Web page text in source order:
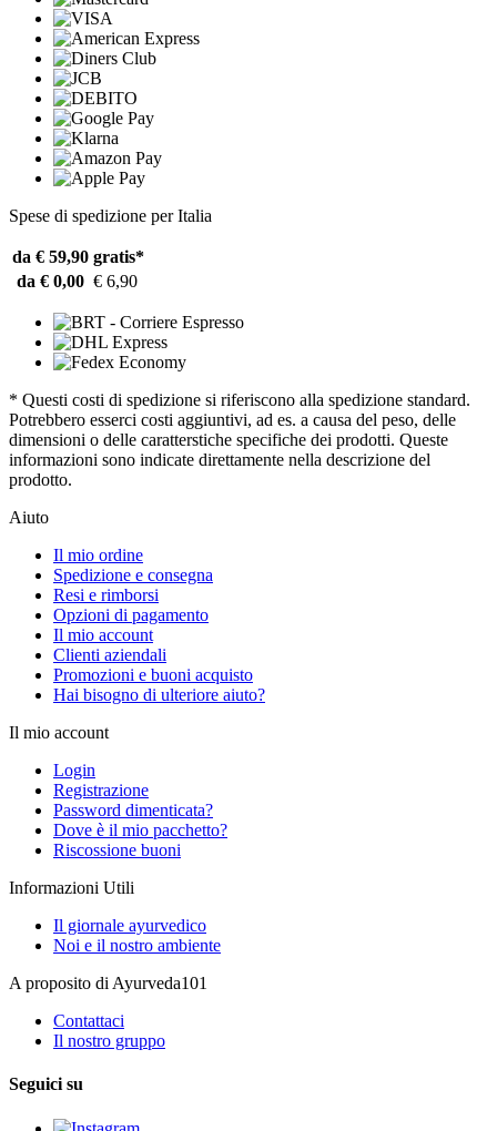
Spese di spedizione per Italia
da € 59,90 gratis*
da € 0,00 € 6,90
* Questi costi di spedizione si riferiscono alla spedizione standard.
Potrebbero esserci costi aggiuntivi, ad es. a causa del peso, delle
dimensioni o delle caratterstiche specifiche dei prodotti. Queste
informazioni sono indicate direttamente nella descrizione del
prodotto.
Aiuto
Il mio ordine
Spedizione e consegna
Resi e rimborsi
Opzioni di pagamento
Il mio account
Clienti aziendali
Promozioni e buoni acquisto
Hai bisogno di ulteriore aiuto?
Il mio account
Login
Registrazione
Password dimenticata?
Dove è il mio pacchetto?
Riscossione buoni
Informazioni Utili
Il giornale ayurvedico
Noi e il nostro ambiente
A proposito di Ayurveda101
Contattaci
Il nostro gruppo
Seguici su